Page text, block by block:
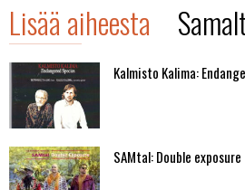
Lisää aiheesta
Kalmisto Kalima:
SAMtal: Double exposure